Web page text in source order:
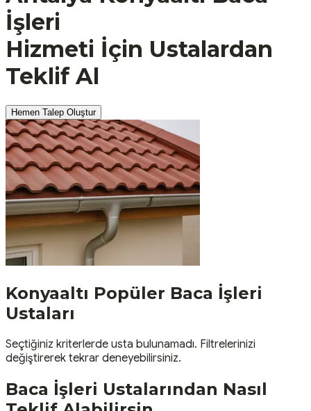
İşleri
Hizmeti İçin Ustalardan
Teklif Al
Hemen Talep Oluştur
Konyaaltı Popüler Baca İşleri
Ustaları
Seçtiğiniz kriterlerde usta bulunamadı. Filtrelerinizi
değiştirerek tekrar deneyebilirsiniz.
Baca İşleri Ustalarından Nasıl